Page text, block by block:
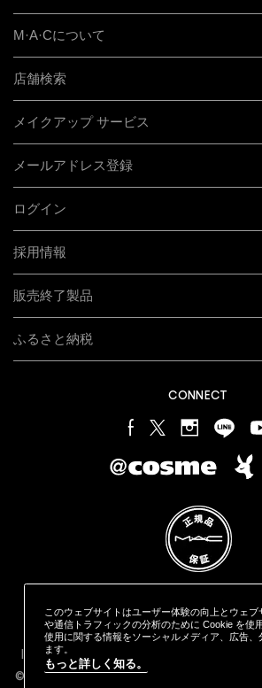
M·A·Cについて
店舗検索
メイクアップ サービス
メールアドレス登録
ログイン
採用情報
販売終了製品
ふるさと納税
CONNECT
プライバシー ポリシー 利用規約
特定商
オンラインショッピングご利用規約
M·A·C
カウンタープライバシーポリ
STYLE="COLOR: #9EAFFF;CURSOR:
© MAKE-UP ART COSMETICS. ALL
このウェブサイトはユーザー体験の向上とウェブ
や通信トラフィックの分析のために Cookie を使
使用に関する情報をソーシャルメディア、広告、
ます。
もっと詳しく知る。